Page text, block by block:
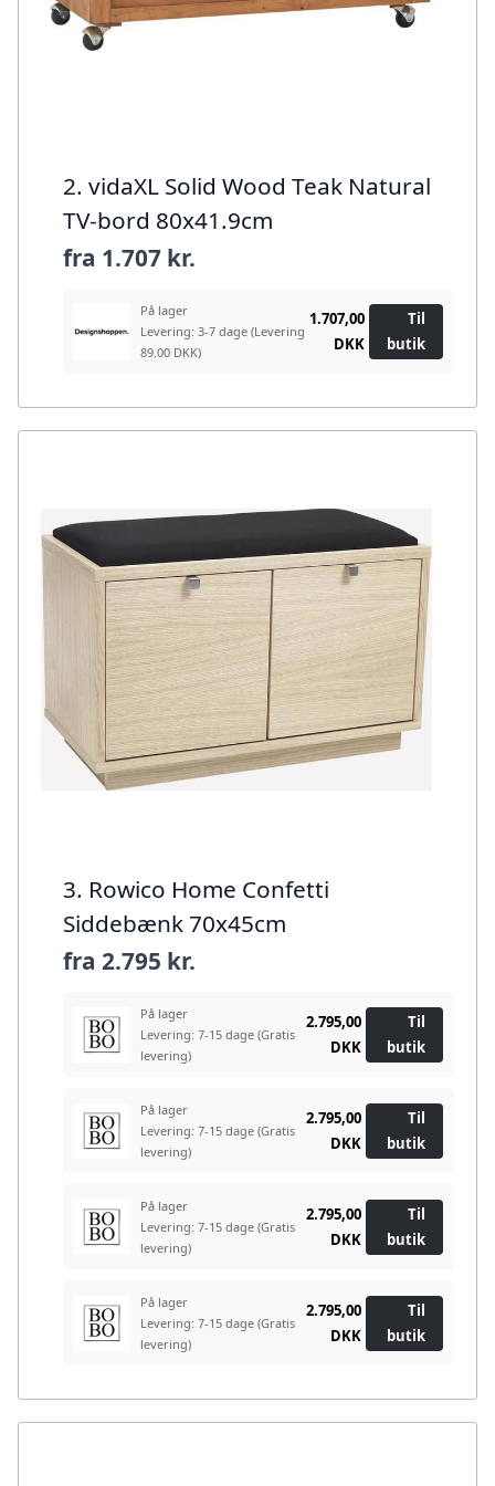
2. vidaXL Solid Wood Teak Natural
TV-bord 80x41.9cm
fra 1.707 kr.
På lager
Levering: 3-7 dage (Levering
89.00 DKK)
1.707,00
DKK
Til
butik
3. Rowico Home Confetti
Siddebænk 70x45cm
fra 2.795 kr.
På lager
Levering: 7-15 dage (Gratis
levering)
2.795,00
DKK
Til
butik
På lager
Levering: 7-15 dage (Gratis
levering)
2.795,00
DKK
Til
butik
På lager
Levering: 7-15 dage (Gratis
levering)
2.795,00
DKK
Til
butik
På lager
Levering: 7-15 dage (Gratis
levering)
2.795,00
DKK
Til
butik